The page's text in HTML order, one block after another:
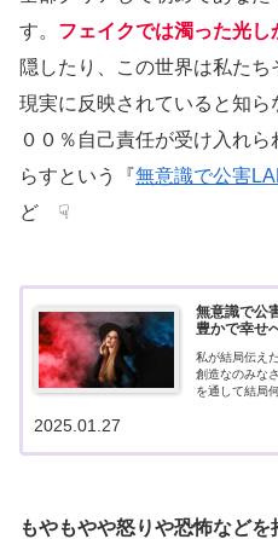
す。 フェイクでは濁った光し
隠したり、この世界は私た
現実に反映されていると知ら
００％自己責任が受け入れ
らすという『無意識で公害
ど ☟
無意識で公
豊かで幸せ
私が結局伝え
創造なのみな
を通して結局
なっていくの
2025.01.27
もやもやや怒りや恐怖など